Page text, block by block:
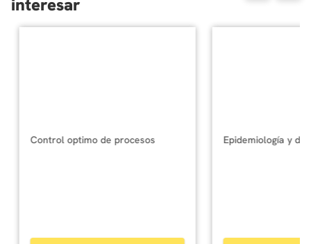
interesar
Control optimo de procesos